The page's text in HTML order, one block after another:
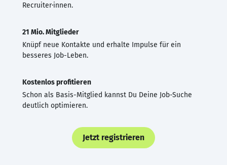
Recruiter·innen.
21 Mio. Mitglieder
Knüpf neue Kontakte und erhalte Impulse für ein
besseres Job-Leben.
Kostenlos profitieren
Schon als Basis-Mitglied kannst Du Deine Job-Suche
deutlich optimieren.
Jetzt registrieren